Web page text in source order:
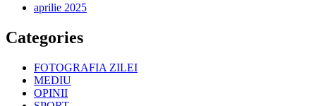
aprilie 2025
Categories
FOTOGRAFIA ZILEI
MEDIU
OPINII